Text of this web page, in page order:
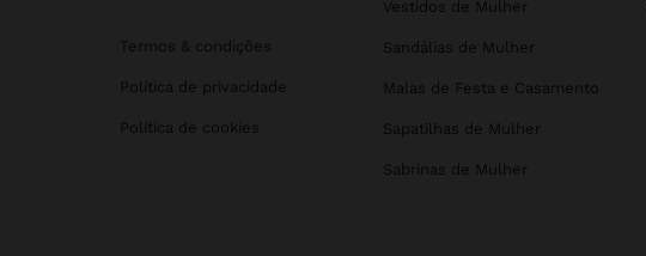
Termos & condições
Política de privacidade
Política de cookies
Vestidos de Mulher
Sandálias de Mulher
Malas de Festa e Casamento
Sapatilhas de Mulher
Sabrinas de Mulher